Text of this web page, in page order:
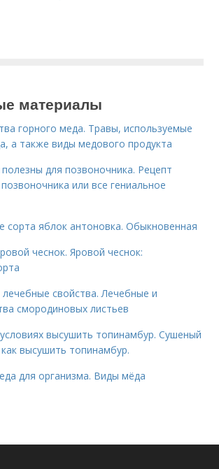
материалы
горного меда. Травы, используемые
а также виды медового продукта
для позвоночника. Рецепт
или все гениальное
сорта яблок антоновка. Обыкновенная
чеснок. Яровой чеснок:
свойства. Лечебные и
смородиновых листьев
высушить топинамбур. Сушеный
высушить топинамбур.
для организма. Виды мёда